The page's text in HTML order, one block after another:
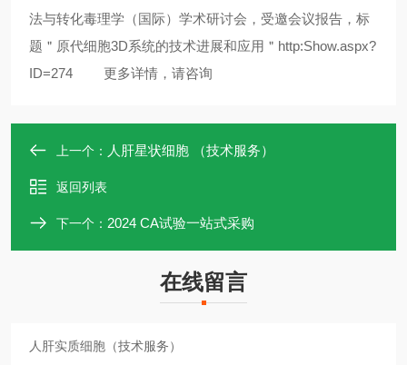
法与转化毒理学（国际）学术研讨会，受邀会议报告，标
题＂原代细胞3D系统的技术进展和应用＂http:Show.aspx?
ID=274 更多详情，请咨询
上一个： 人肝星状细胞 （技术服务）
返回列表
下一个： 2024 CA试验一站式采购
在线留言